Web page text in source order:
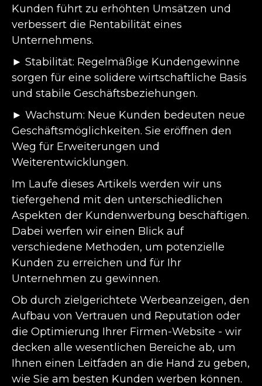
Kunden führt zu erhöhten Umsätzen und
verbessert die Rentabilität eines
Unternehmens.
► Stabilität: Regelmäßige Kundengewinne
sorgen für eine solidere wirtschaftliche Basis
und stabile Geschäftsbeziehungen.
► Wachstum: Neue Kunden bedeuten neue
Geschäftsmöglichkeiten. Sie eröffnen den
Weg für Erweiterungen und
Weiterentwicklungen.
Im Laufe dieses Artikels werden wir uns
tiefergehend mit den unterschiedlichen
Aspekten der Kundenwerbung beschäftigen.
Dabei werfen wir einen Blick auf
verschiedene Methoden, um potenzielle
Kunden zu erreichen und für Ihr
Unternehmen zu gewinnen.
Ob durch zielgerichtete Werbeanzeigen, den
Aufbau von Vertrauen und Reputation oder
die Optimierung Ihrer Firmen-Website - wir
decken alle wesentlichen Bereiche ab, um
Ihnen einen Leitfaden an die Hand zu geben,
wie Sie am besten Kunden werben können.